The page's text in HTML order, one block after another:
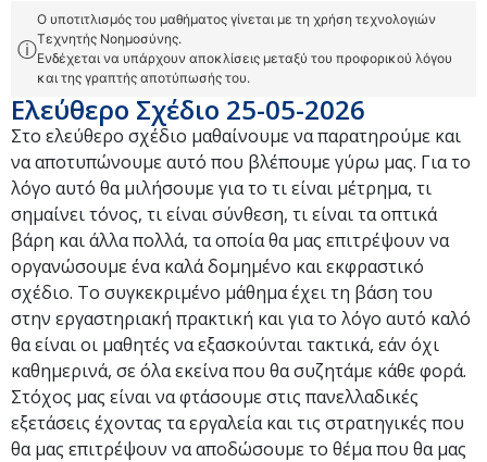
ⓘ
Ο υποτιτλισμός του μαθήματος γίνεται με τη χρήση τεχνολογιών
Τεχνητής Νοημοσύνης.
Ενδέχεται να υπάρχουν αποκλίσεις μεταξύ του προφορικού λόγου
και της γραπτής αποτύπωσής του.
Ελεύθερο Σχέδιο 25-05-2026
Στο ελεύθερο σχέδιο μαθαίνουμε να παρατηρούμε και
να αποτυπώνουμε αυτό που βλέπουμε γύρω μας. Για το
λόγο αυτό θα μιλήσουμε για το τι είναι μέτρημα, τι
σημαίνει τόνος, τι είναι σύνθεση, τι είναι τα οπτικά
βάρη και άλλα πολλά, τα οποία θα μας επιτρέψουν να
οργανώσουμε ένα καλά δομημένο και εκφραστικό
σχέδιο. Το συγκεκριμένο μάθημα έχει τη βάση του
στην εργαστηριακή πρακτική και για το λόγο αυτό καλό
θα είναι οι μαθητές να εξασκούνται τακτικά, εάν όχι
καθημερινά, σε όλα εκείνα που θα συζητάμε κάθε φορά.
Στόχος μας είναι να φτάσουμε στις πανελλαδικές
εξετάσεις έχοντας τα εργαλεία και τις στρατηγικές που
θα μας επιτρέψουν να αποδώσουμε το θέμα που θα μας